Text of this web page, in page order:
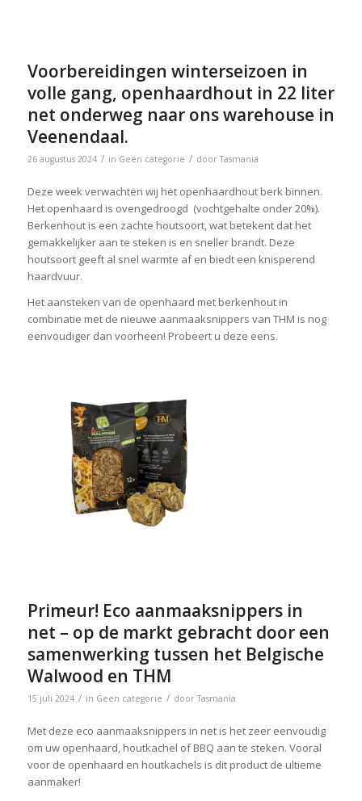
Voorbereidingen winterseizoen in
volle gang, openhaardhout in 22 liter
net onderweg naar ons warehouse in
Veenendaal.
26 augustus 2024 / in Geen categorie / doorTasmania
Deze week verwachten wij het openhaardhout berk binnen.
Het openhaard is ovengedroogd (vochtgehalte onder 20%).
Berkenhout is een zachte houtsoort, wat betekent dat het
gemakkelijker aan te steken is en sneller brandt. Deze
houtsoort geeft al snel warmte af en biedt een knisperend
haardvuur.
Het aansteken van de openhaard met berkenhout in
combinatie met de nieuwe aanmaaksnippers van THM is nog
eenvoudiger dan voorheen! Probeert u deze eens.
Primeur! Eco aanmaaksnippers in
net – op de markt gebracht door een
samenwerking tussen het Belgische
Walwood en THM
15 juli 2024 / in Geen categorie / doorTasmania
Met deze eco aanmaaksnippers in net is het zeer eenvoudig
om uw openhaard, houtkachel of BBQ aan te steken. Vooral
voor de openhaard en houtkachels is dit product de ultieme
aanmaker!